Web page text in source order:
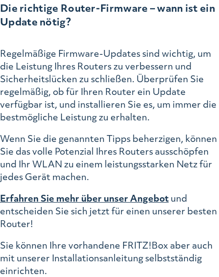
Die richtige Router-Firmware – wann ist ein
Update nötig?
Regelmäßige Firmware-Updates sind wichtig, um
die Leistung Ihres Routers zu verbessern und
Sicherheitslücken zu schließen. Überprüfen Sie
regelmäßig, ob für Ihren Router ein Update
verfügbar ist, und installieren Sie es, um immer die
bestmögliche Leistung zu erhalten.
Wenn Sie die genannten Tipps beherzigen, können
Sie das volle Potenzial Ihres Routers ausschöpfen
und Ihr WLAN zu einem leistungsstarken Netz für
jedes Gerät machen.
Erfahren Sie mehr über unser Angebot und
entscheiden Sie sich jetzt für einen unserer besten
Router!
Sie können Ihre vorhandene FRITZ!Box aber auch
mit unserer Installationsanleitung selbstständig
einrichten.